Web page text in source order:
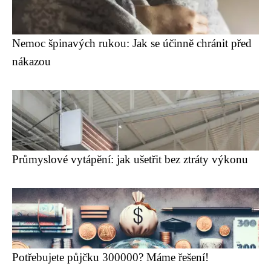
Nemoc špinavých rukou: Jak se účinně chránit před
nákazou
Průmyslové vytápění: jak ušetřit bez ztráty výkonu
Potřebujete půjčku 300000? Máme řešení!